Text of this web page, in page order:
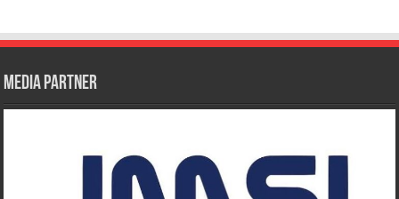
Media Partner